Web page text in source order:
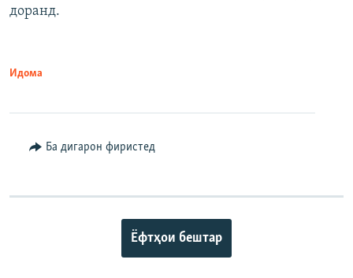
доранд.
Идома
Ба дигарон фиристед
Ёфтҳои бештар